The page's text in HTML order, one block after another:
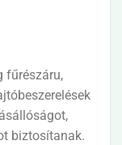
fűrészáru,
biztosítanak.